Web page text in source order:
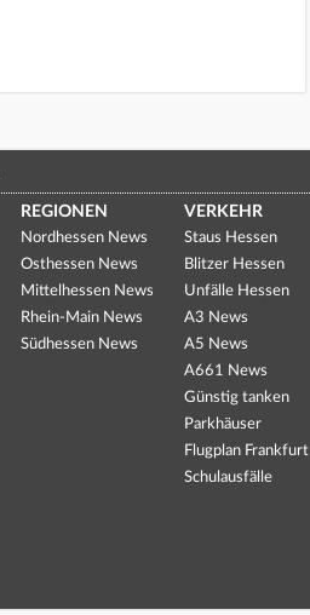
REGIONEN
Nordhessen News
Osthessen News
Mittelhessen News
Rhein-Main News
Südhessen News
VERKEHR
Staus Hessen
Blitzer Hessen
Unfälle Hessen
A3 News
A5 News
A661 News
Günstig tanken
Parkhäuser
Flugplan Frankfurt
Schulausfälle